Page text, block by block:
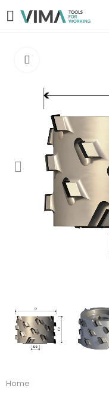
Home